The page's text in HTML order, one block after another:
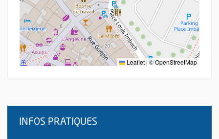
Leaflet|©OpenStreetMap
INFOS PRATIQUES